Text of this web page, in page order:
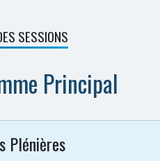
SESSIONS
Principal
Plénières